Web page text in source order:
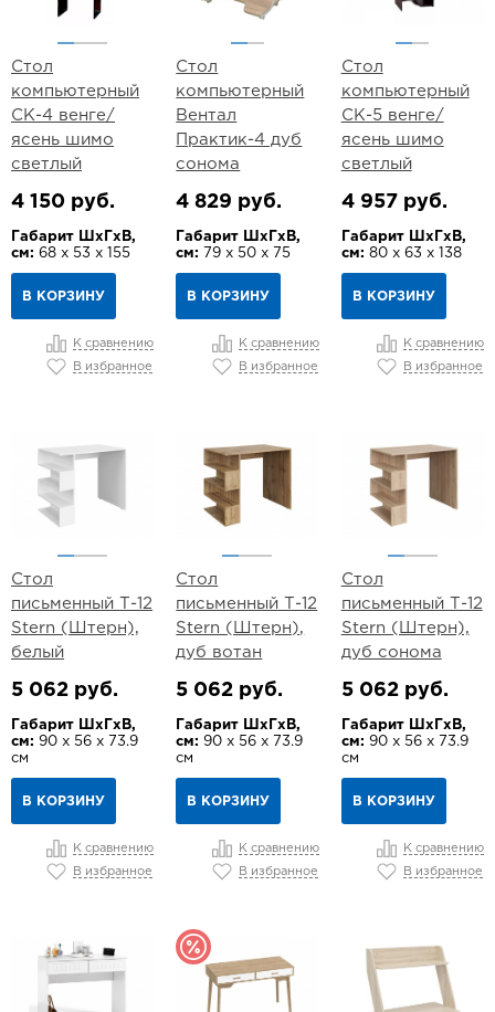
Стол
компьютерный
СК-4 венге/
ясень шимо
светлый
4 150 руб.
Габарит ШхГхВ,
см: 68 х 53 х 155
В КОРЗИНУ
К сравнению
В избранное
Стол
компьютерный
Вентал
Практик-4 дуб
сонома
4 829 руб.
Габарит ШхГхВ,
см:
79 х 50 х 75
В КОРЗИНУ
К сравнению
В избранное
Стол
компьютерный
СК-5 венге/
ясень шимо
светлый
4 957 руб.
Габарит ШхГхВ,
см: 80 х 63 х 138
В КОРЗИНУ
К сравнению
В избранное
Стол
письменный Т-12
Stern (Штерн),
белый
5 062 руб.
Габарит ШхГхВ,
см: 90 х 56 х 73.9
см
В КОРЗИНУ
К сравнению
В избранное
Стол
письменный Т-12
Stern (Штерн),
дуб вотан
5 062 руб.
Габарит ШхГхВ,
см: 90 х 56 х 73.9
см
В КОРЗИНУ
К сравнению
В избранное
Стол
письменный Т-12
Stern (Штерн),
дуб сонома
5 062 руб.
Габарит ШхГхВ,
см: 90 х 56 х 73.9
см
В КОРЗИНУ
К сравнению
В избранное